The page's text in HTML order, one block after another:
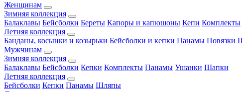
Женщинам
Зимняя коллекция
Балаклавы Бейсболки Береты Капоры и капюшоны Кепи Комплекты
Летняя коллекция
Банданы, косынки и козырьки Бейсболки и кепки Панамы Повязки
Мужчинам
Зимняя коллекция
Балаклавы Бейсболки Кепки Комплекты Панамы Ушанки Шапки
Летняя коллекция
Бейсболки Кепки Панамы Шляпы